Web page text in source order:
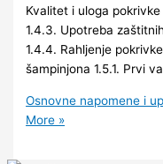
Kvalitet i uloga
1.4.3. Upotreba
1.4.4. Rahljenje
šampinjona 1.5.1. Prvi
Osnovne napomene i
More »